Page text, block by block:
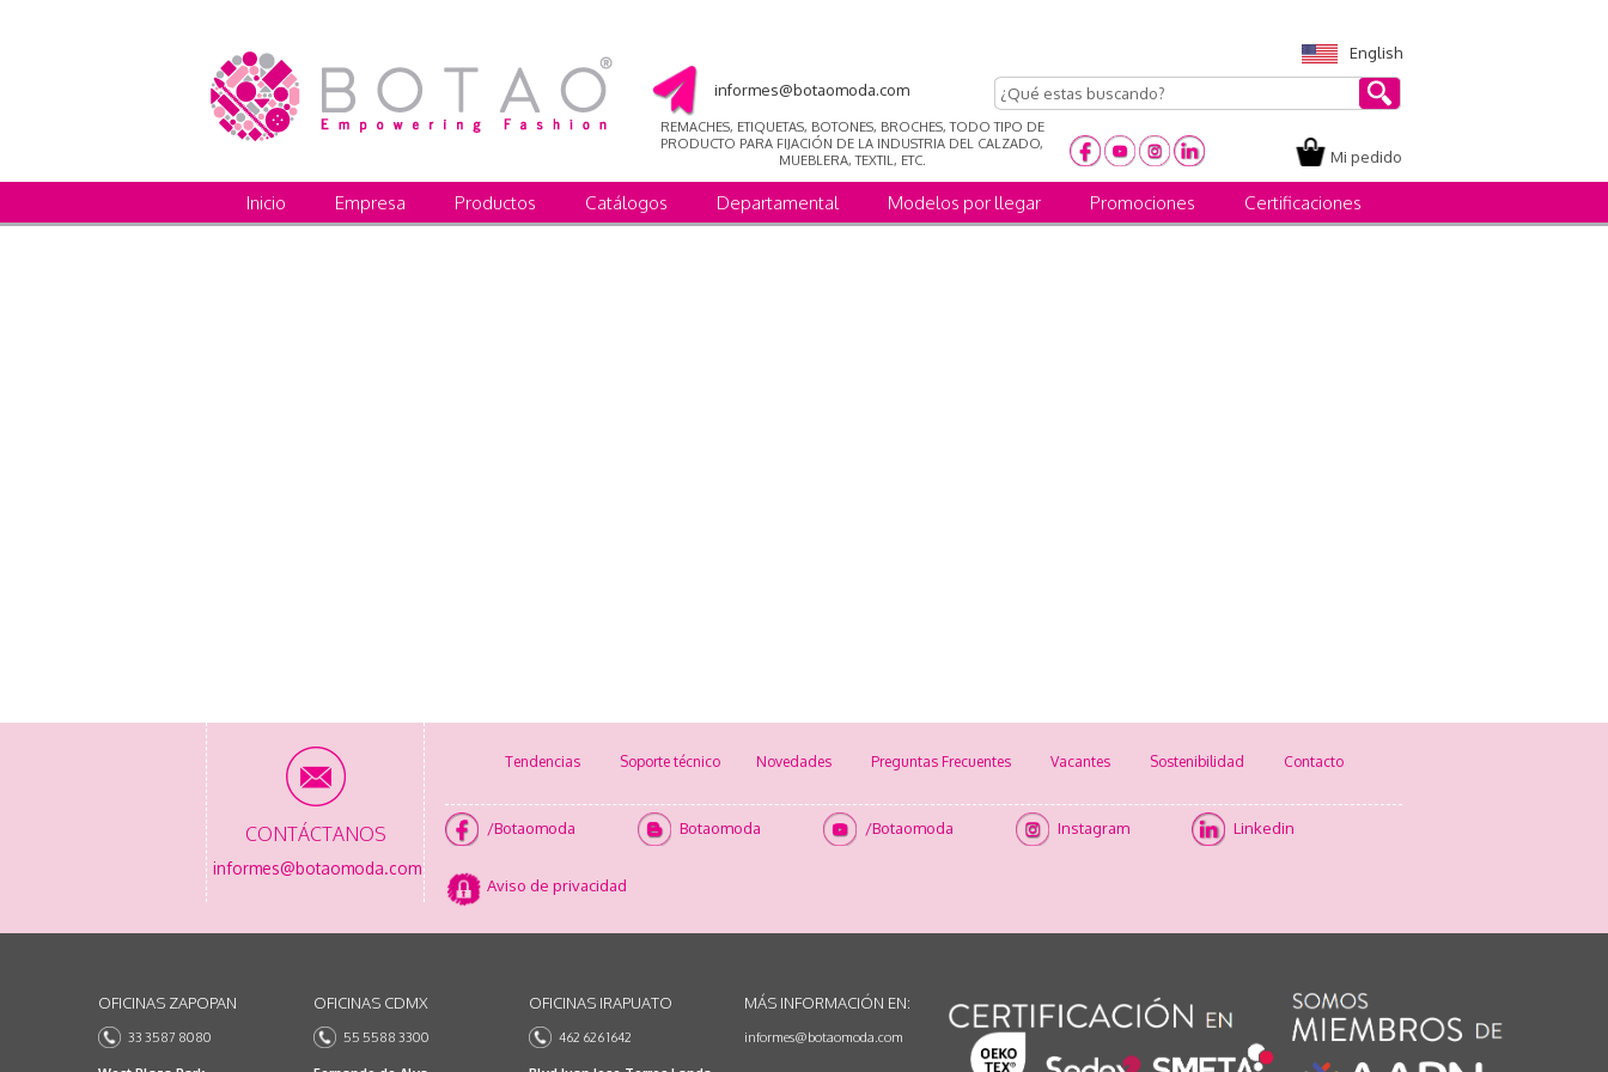
English
informes@botaomoda.com
REMACHES, ETIQUETAS, BOTONES, BROCHES, TODO TIPO DE
PRODUCTO PARA FIJACIÓN DE LA INDUSTRIA DEL CALZADO,
MUEBLERA, TEXTIL, ETC.
Mi pedido
Inicio Empresa Productos Catálogos Departamental Modelos por llegar Promociones Certificaciones
CONTÁCTANOS
informes@botaomoda.com
Tendencias Soporte técnico Novedades Preguntas Frecuentes Vacantes Sostenibilidad Contacto
/Botaomoda Botaomoda /Botaomoda Instagram Linkedin
Aviso de privacidad
OFICINAS ZAPOPAN
33 3587 8080
OFICINAS CDMX
55 5588 3300
OFICINAS IRAPUATO
462 626 1642
MÁS INFORMACIÓN EN:
informes@botaomoda.com